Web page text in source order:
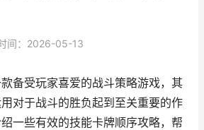
间：2026-05-13
备受玩家喜爱的战斗策略游戏，其
对于战斗的胜负起到至关重要的作
一些有效的技能卡牌顺序攻略，帮